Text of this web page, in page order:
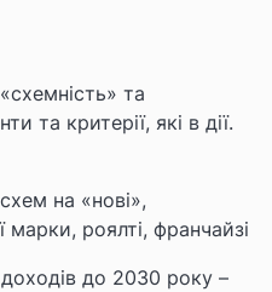
та
та критерії, які в дії.
на «нові»,
роялті, франчайзі
доходів до 2030 року –